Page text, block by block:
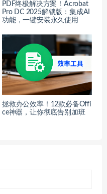
PDF终极解决方案！Acrobat
Pro DC 2025解锁版：集成AI
功能，一键安装永久使用
拯救办公效率！12款必备Offi
ce神器，让你彻底告别加班